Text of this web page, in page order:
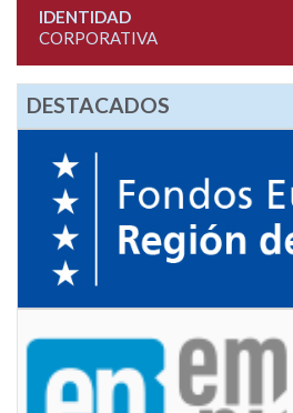
IDENTIDAD
CORPORATIVA
DESTACADOS